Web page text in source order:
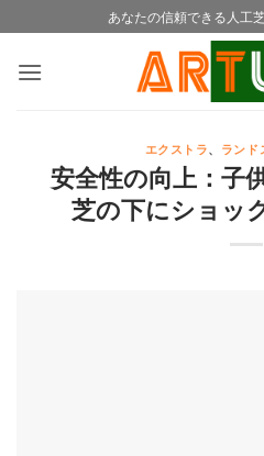
to
content
あなたの信頼できる人工
エクストラ、 ランド
安全性の向上：子
芝の下にショッ